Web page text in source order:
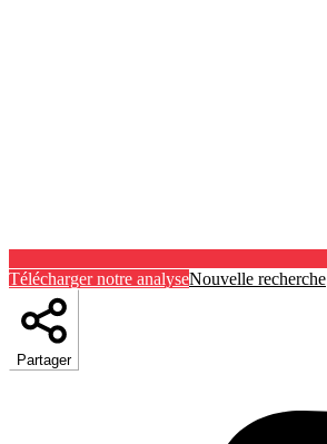
Télécharger notre analyseNouvelle recherche
Partager